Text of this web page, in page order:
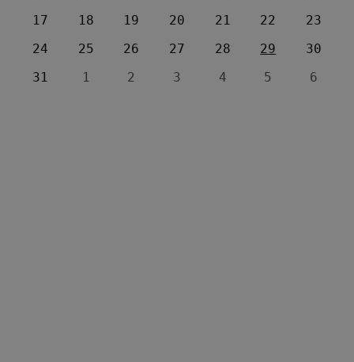
17
18 19 20 21 22
23
24
25 26 27 28 29
30
31
1 2 3 4 5 6